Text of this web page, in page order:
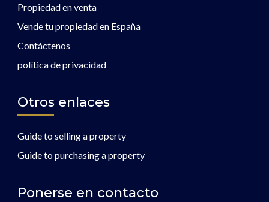
Propiedad en venta
Vende tu propiedad en España
Contáctenos
política de privacidad
Otros enlaces
Guide to selling a property
Guide to purchasing a property
Ponerse en contacto